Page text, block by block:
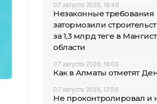
07 августа 2026, 18:48
Незаконные требования
затормозили
за 1,3 млрд теңге в
области
07 августа 2026, 18:00
Как в Алматы отметят
07 августа 2026, 17:58
Не проконтролировал и